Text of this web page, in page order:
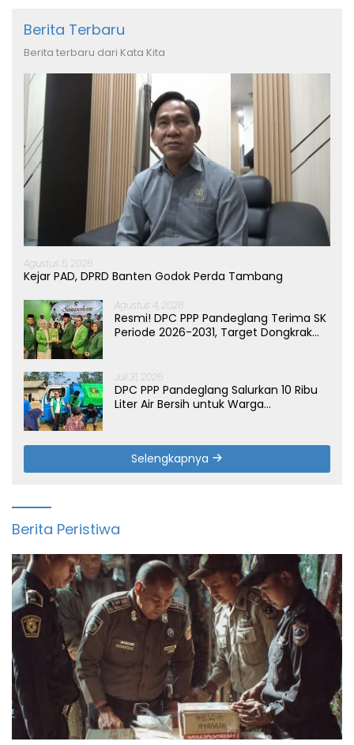
Berita Terbaru
Berita terbaru dari Kata Kita
Agustus 5, 2026
Kejar PAD, DPRD Banten Godok Perda Tambang
Agustus 4, 2026
Resmi! DPC PPP Pandeglang Terima SK
Periode 2026-2031, Target Dongkrak
Juli 31, 2026
DPC PPP Pandeglang Salurkan 10 Ribu
Liter Air Bersih untuk Warga
Selengkapnya
Berita Peristiwa